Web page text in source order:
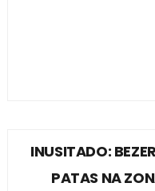
INUSITADO:
PATAS NA